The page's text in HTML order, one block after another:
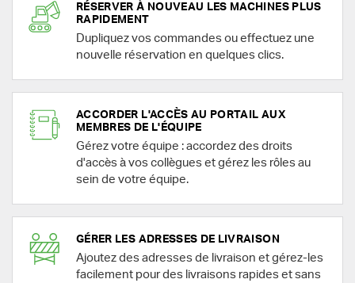
RÉSERVER À NOUVEAU LES MACHINES PLUS
RAPIDEMENT
Dupliquez vos commandes ou effectuez une
nouvelle réservation en quelques clics.
ACCORDER L'ACCÈS AU PORTAIL AUX
MEMBRES DE L'ÉQUIPE
Gérez votre équipe : accordez des droits
d'accès à vos collègues et gérez les rôles au
sein de votre équipe.
GÉRER LES ADRESSES DE LIVRAISON
Ajoutez des adresses de livraison et gérez-les
facilement pour des livraisons rapides et sans